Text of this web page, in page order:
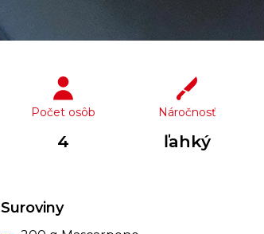
Počet osôb
4
Náročnosť
ľahký
Suroviny